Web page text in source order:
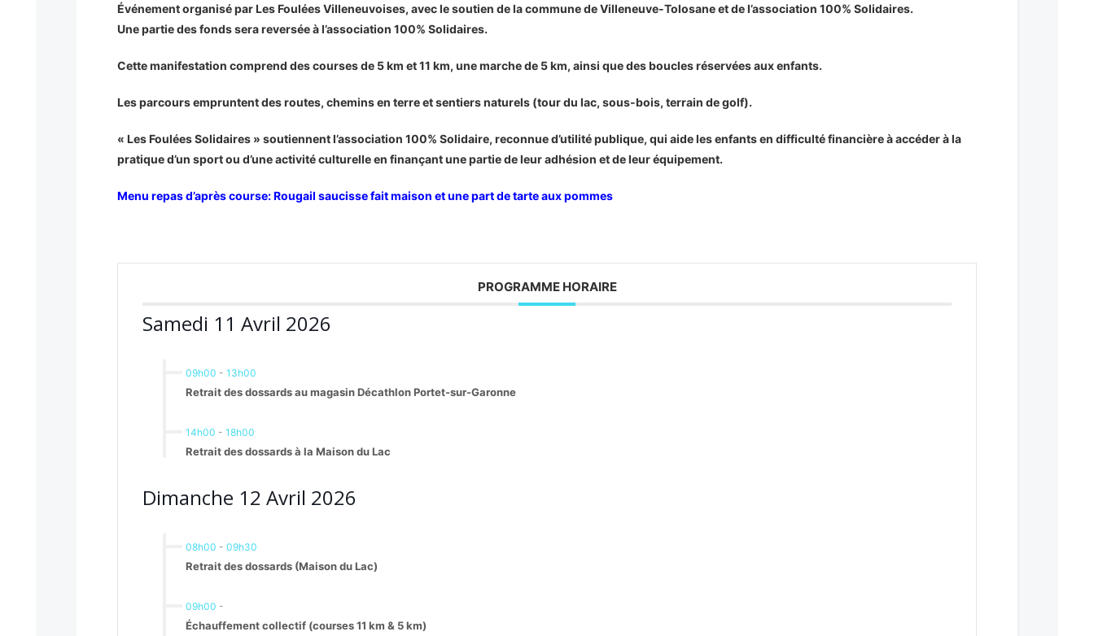
Événement organisé par Les Foulées Villeneuvoises, avec le soutien de la commune de Villeneuve-Tolosane et de l’association 100% Solidaires.
Une partie des fonds sera reversée à l’association 100% Solidaires.
Cette manifestation comprend des courses de 5 km et 11 km, une marche de 5 km, ainsi que des boucles réservées aux enfants.
Les parcours empruntent des routes, chemins en terre et sentiers naturels (tour du lac, sous-bois, terrain de golf).
« Les Foulées Solidaires » soutiennent l’association 100% Solidaire, reconnue d’utilité publique, qui aide les enfants en difficulté financière à accéder à la
pratique d’un sport ou d’une activité culturelle en finançant une partie de leur adhésion et de leur équipement.
Menu repas d’après course: Rougail saucisse fait maison et une part de tarte aux pommes
PROGRAMME HORAIRE
Samedi 11 Avril 2026
09h00 - 13h00
Retrait des dossards au magasin Décathlon Portet-sur-Garonne
14h00 - 18h00
Retrait des dossards à la Maison du Lac
Dimanche 12 Avril 2026
08h00 - 09h30
Retrait des dossards (Maison du Lac)
09h00 -
Échauffement collectif (courses 11 km & 5 km)